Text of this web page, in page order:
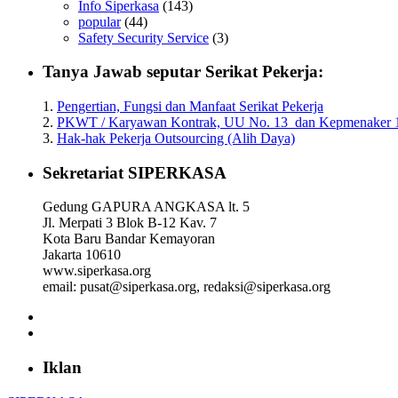
Dirgahayu Siperkasa ke 22, Semoga Allah SWT Tuhan
PERUSAHAAN MAJU KARYAWAN SEJAHTERA.
Solidaritas Forever.
Ketum Siperkasa
--END--
Info Siperkasa (143)
popular(44)
Safety Security Service (3)
Tanya Jawab seputar Serikat Pekerja:
1. Pengertian, Fungsi dan Manfaat Serikat Pekerja
2. PKWT / Karyawan Kontrak, UU No. 13 dan Kepmenaker
3. Hak-hak Pekerja Outsourcing (Alih Daya)
Sekretariat SIPERKASA
Gedung GAPURA ANGKASA lt. 5
Jl. Merpati 3 Blok B-12 Kav. 7
Kota Baru Bandar Kemayoran
Jakarta 10610
www.siperkasa.org
email: pusat@siperkasa.org, redaksi@siperkasa.org
Iklan